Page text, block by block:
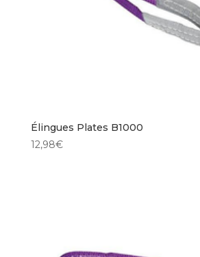
Élingues Plates B1000
12,98€